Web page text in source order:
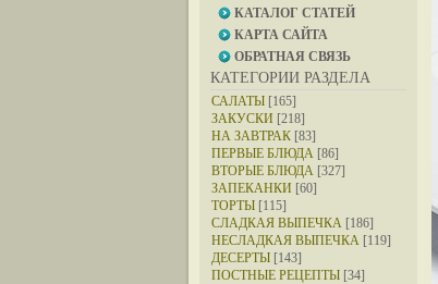
КАТАЛОГ СТАТЕЙ
КАРТА САЙТА
ОБРАТНАЯ СВЯЗЬ
КАТЕГОРИИ РАЗДЕЛА
САЛАТЫ [165]
ЗАКУСКИ [218]
НА ЗАВТРАК [83]
ПЕРВЫЕ БЛЮДА [86]
ВТОРЫЕ БЛЮДА [327]
ЗАПЕКАНКИ [60]
ТОРТЫ [115]
СЛАДКАЯ ВЫПЕЧКА [186]
НЕСЛАДКАЯ ВЫПЕЧКА [119]
ДЕСЕРТЫ [143]
ПОСТНЫЕ РЕЦЕПТЫ [34]